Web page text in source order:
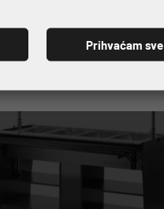
Prihvaćam sve